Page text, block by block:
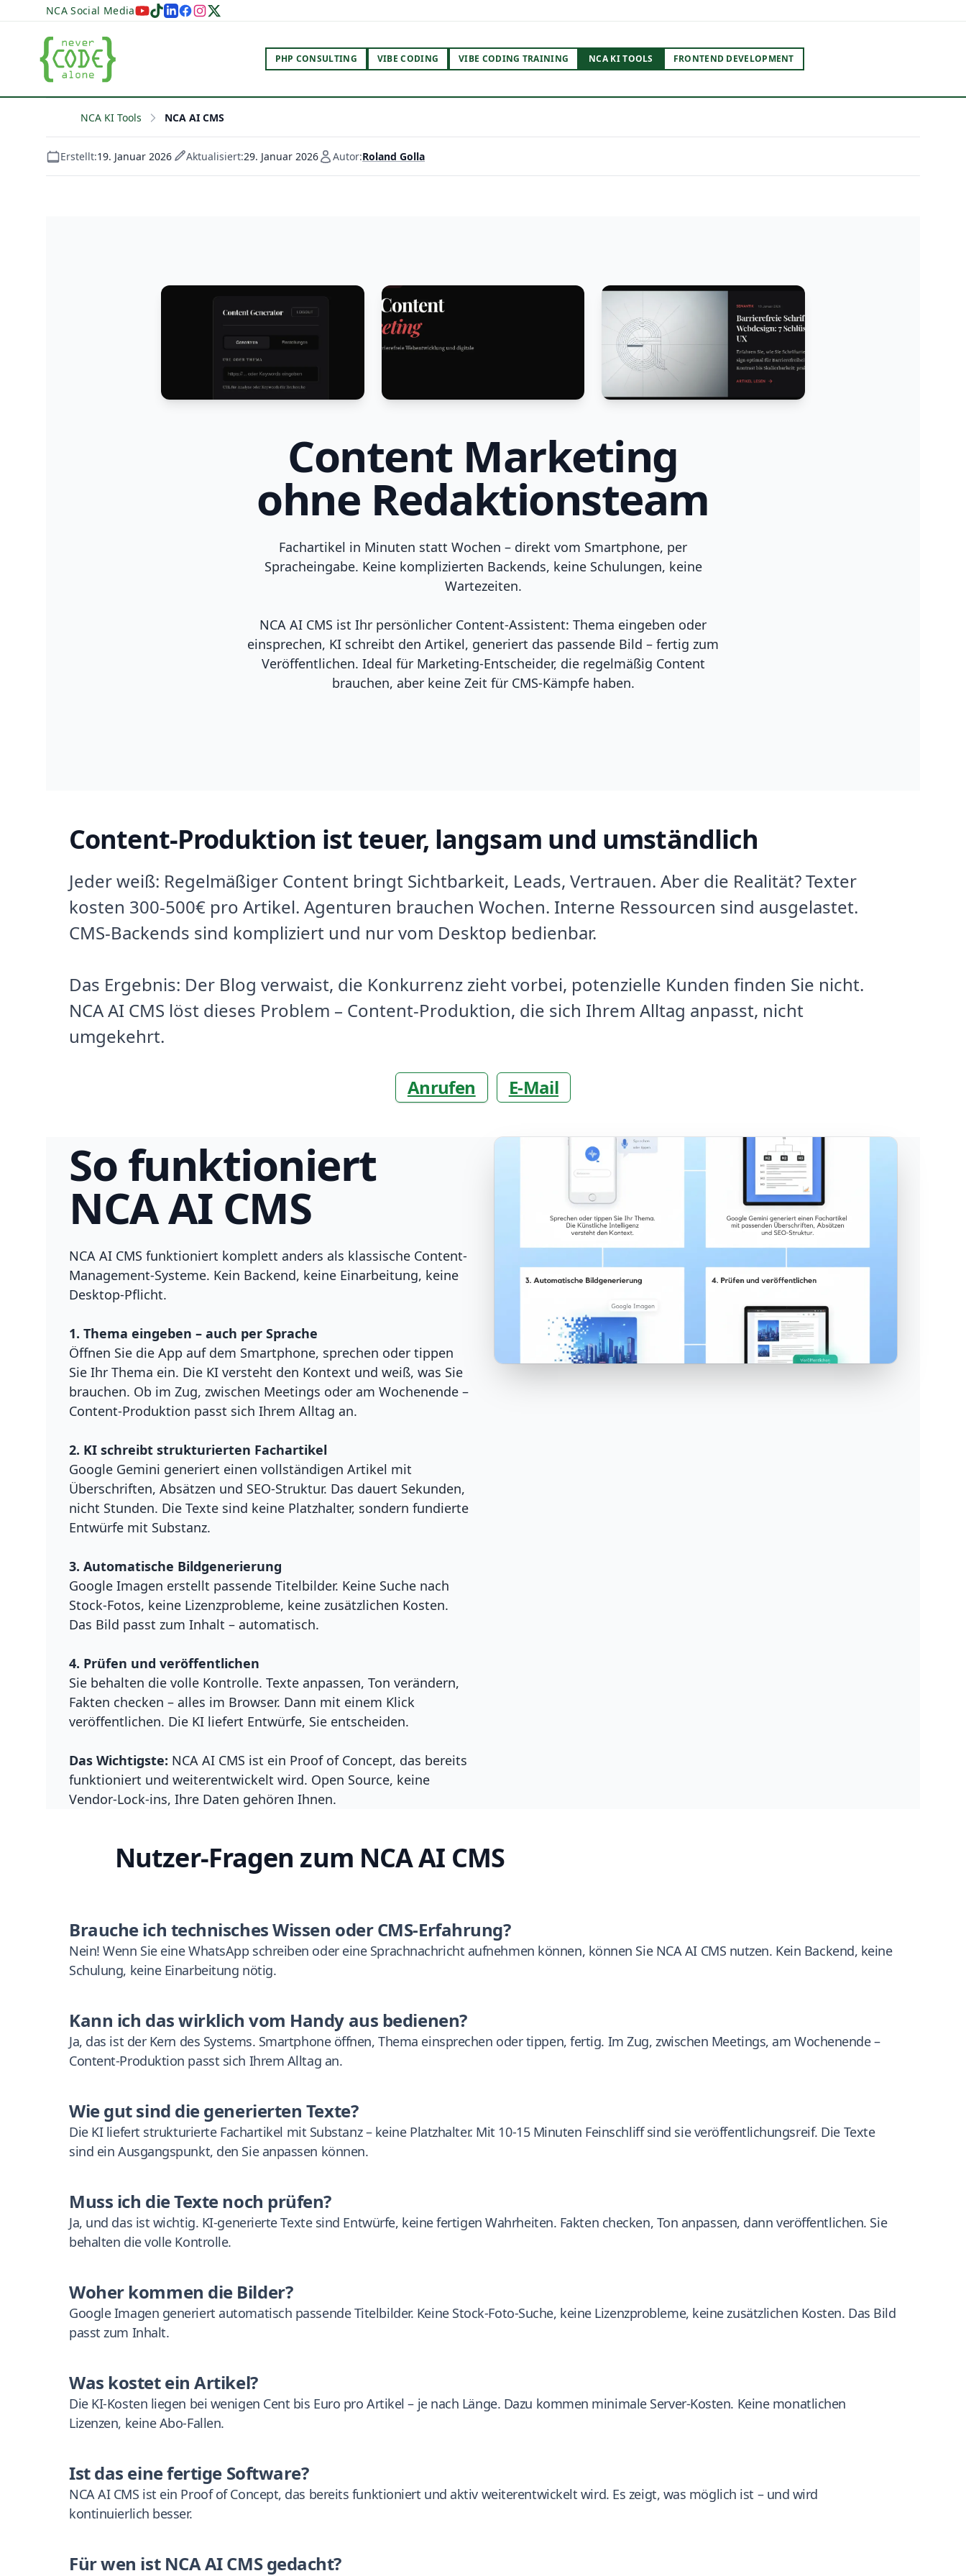
NCA Social Media
PHP CONSULTING VIBE CODING VIBE CODING TRAINING NCA KI TOOLS FRONTEND DEVELOPMENT
NCA KI Tools NCA AI CMS
Erstellt:19. Januar 2026 Aktualisiert:29. Januar 2026 Autor:Roland Golla
Content Marketing
ohne Redaktionsteam
Fachartikel in Minuten statt Wochen – direkt vom Smartphone, per
Spracheingabe. Keine komplizierten Backends, keine Schulungen, keine
Wartezeiten.
NCA AI CMS ist Ihr persönlicher Content-Assistent: Thema eingeben oder
einsprechen, KI schreibt den Artikel, generiert das passende Bild – fertig zum
Veröffentlichen. Ideal für Marketing-Entscheider, die regelmäßig Content
brauchen, aber keine Zeit für CMS-Kämpfe haben.
Content-Produktion ist teuer, langsam und umständlich
Jeder weiß: Regelmäßiger Content bringt Sichtbarkeit, Leads, Vertrauen. Aber die Realität? Texter
kosten 300-500€ pro Artikel. Agenturen brauchen Wochen. Interne Ressourcen sind ausgelastet.
CMS-Backends sind kompliziert und nur vom Desktop bedienbar.
Das Ergebnis: Der Blog verwaist, die Konkurrenz zieht vorbei, potenzielle Kunden finden Sie nicht.
NCA AI CMS löst dieses Problem – Content-Produktion, die sich Ihrem Alltag anpasst, nicht
umgekehrt.
Anrufen E-Mail
So funktioniert
NCA AI CMS
NCA AI CMS funktioniert komplett anders als klassische Content-
Management-Systeme. Kein Backend, keine Einarbeitung, keine
Desktop-Pflicht.
1. Thema eingeben – auch per Sprache
Öffnen Sie die App auf dem Smartphone, sprechen oder tippen
Sie Ihr Thema ein. Die KI versteht den Kontext und weiß, was Sie
brauchen. Ob im Zug, zwischen Meetings oder am Wochenende –
Content-Produktion passt sich Ihrem Alltag an.
2. KI schreibt strukturierten Fachartikel
Google Gemini generiert einen vollständigen Artikel mit
Überschriften, Absätzen und SEO-Struktur. Das dauert Sekunden,
nicht Stunden. Die Texte sind keine Platzhalter, sondern fundierte
Entwürfe mit Substanz.
3. Automatische Bildgenerierung
Google Imagen erstellt passende Titelbilder. Keine Suche nach
Stock-Fotos, keine Lizenzprobleme, keine zusätzlichen Kosten.
Das Bild passt zum Inhalt – automatisch.
4. Prüfen und veröffentlichen
Sie behalten die volle Kontrolle. Texte anpassen, Ton verändern,
Fakten checken – alles im Browser. Dann mit einem Klick
veröffentlichen. Die KI liefert Entwürfe, Sie entscheiden.
Das Wichtigste: NCA AI CMS ist ein Proof of Concept, das bereits
funktioniert und weiterentwickelt wird. Open Source, keine
Vendor-Lock-ins, Ihre Daten gehören Ihnen.
Nutzer-Fragen zum NCA AI CMS
Brauche ich technisches Wissen oder CMS-Erfahrung?
Nein! Wenn Sie eine WhatsApp schreiben oder eine Sprachnachricht aufnehmen können, können Sie NCA AI CMS nutzen. Kein Backend, keine
Schulung, keine Einarbeitung nötig.
Kann ich das wirklich vom Handy aus bedienen?
Ja, das ist der Kern des Systems. Smartphone öffnen, Thema einsprechen oder tippen, fertig. Im Zug, zwischen Meetings, am Wochenende –
Content-Produktion passt sich Ihrem Alltag an.
Wie gut sind die generierten Texte?
Die KI liefert strukturierte Fachartikel mit Substanz – keine Platzhalter. Mit 10-15 Minuten Feinschliff sind sie veröffentlichungsreif. Die Texte
sind ein Ausgangspunkt, den Sie anpassen können.
Muss ich die Texte noch prüfen?
Ja, und das ist wichtig. KI-generierte Texte sind Entwürfe, keine fertigen Wahrheiten. Fakten checken, Ton anpassen, dann veröffentlichen. Sie
behalten die volle Kontrolle.
Woher kommen die Bilder?
Google Imagen generiert automatisch passende Titelbilder. Keine Stock-Foto-Suche, keine Lizenzprobleme, keine zusätzlichen Kosten. Das Bild
passt zum Inhalt.
Was kostet ein Artikel?
Die KI-Kosten liegen bei wenigen Cent bis Euro pro Artikel – je nach Länge. Dazu kommen minimale Server-Kosten. Keine monatlichen
Lizenzen, keine Abo-Fallen.
Ist das eine fertige Software?
NCA AI CMS ist ein Proof of Concept, das bereits funktioniert und aktiv weiterentwickelt wird. Es zeigt, was möglich ist – und wird
kontinuierlich besser.
Für wen ist NCA AI CMS gedacht?